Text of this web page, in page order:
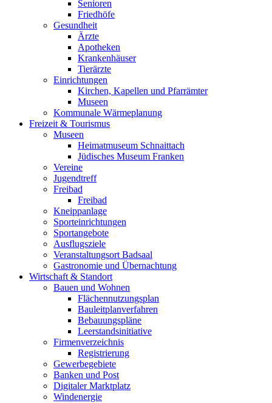
Senioren
Friedhöfe
Gesundheit
Ärzte
Apotheken
Krankenhäuser
Tierärzte
Einrichtungen
Kirchen, Kapellen und Pfarrämter
Museen
Kommunale Wärmeplanung
Freizeit & Tourismus
Museen
Heimatmuseum Schnaittach
Jüdisches Museum Franken
Vereine
Jugendtreff
Freibad
Freibad
Kneippanlage
Sporteinrichtungen
Sportangebote
Ausflugsziele
Veranstaltungsort Badsaal
Gastronomie und Übernachtung
Wirtschaft & Standort
Bauen und Wohnen
Flächennutzungsplan
Bauleitplanverfahren
Bebauungspläne
Leerstandsinitiative
Firmenverzeichnis
Registrierung
Gewerbegebiete
Banken und Post
Digitaler Marktplatz
Windenergie